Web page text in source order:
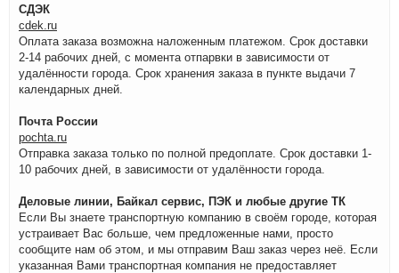
СДЭК
cdek.ru
Оплата заказа возможна наложенным платежом. Срок доставки
2-14 рабочих дней, с момента отпарвки в зависимости от
удалённости города. Срок хранения заказа в пункте выдачи 7
календарных дней.
Почта России
pochta.ru
Отправка заказа только по полной предоплате. Срок доставки 1-
10 рабочих дней, в зависимости от удалённости города.
Деловые линии, Байкал сервис, ПЭК и любые другие ТК
Если Вы знаете транспортную компанию в своём городе, которая
устраивает Вас больше, чем предложенные нами, просто
сообщите нам об этом, и мы отправим Ваш заказ через неё. Если
указанная Вами транспортная компания не предоставляет